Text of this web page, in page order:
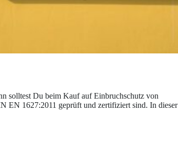
solltest Du beim Kauf auf Einbruchschutz von
EN 1627:2011 geprüft und zertifiziert sind. In dieser